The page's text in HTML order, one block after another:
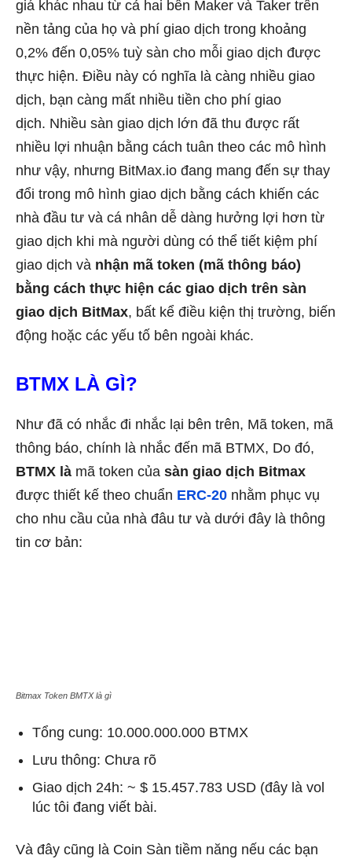
giá khác nhau từ cả hai bên Maker và Taker trên
nền tảng của họ và phí giao dịch trong khoảng
0,2% đến 0,05% tuỳ sàn cho mỗi giao dịch được
thực hiện. Điều này có nghĩa là càng nhiều giao
dịch, bạn càng mất nhiều tiền cho phí giao
dịch. Nhiều sàn giao dịch lớn đã thu được rất
nhiều lợi nhuận bằng cách tuân theo các mô hình
như vậy, nhưng BitMax.io đang mang đến sự thay
đổi trong mô hình giao dịch bằng cách khiến các
nhà đầu tư và cá nhân dễ dàng hưởng lợi hơn từ
giao dịch khi mà người dùng có thể tiết kiệm phí
giao dịch và nhận mã token (mã thông báo)
bằng cách thực hiện các giao dịch trên sàn
giao dịch BitMax, bất kể điều kiện thị trường, biến
động hoặc các yếu tố bên ngoài khác.
BTMX LÀ GÌ?
Như đã có nhắc đi nhắc lại bên trên, Mã token, mã
thông báo, chính là nhắc đến mã BTMX, Do đó,
BTMX là mã token của sàn giao dịch Bitmax
được thiết kế theo chuẩn ERC-20 nhằm phục vụ
cho nhu cầu của nhà đâu tư và dưới đây là thông
tin cơ bản:
Bitmax Token BMTX là gì
Tổng cung: 10.000.000.000 BTMX
Lưu thông: Chưa rõ
Giao dịch 24h: ~ $ 15.457.783 USD (đây là vol
lúc tôi đang viết bài.
Và đây cũng là Coin Sàn tiềm năng nếu các bạn